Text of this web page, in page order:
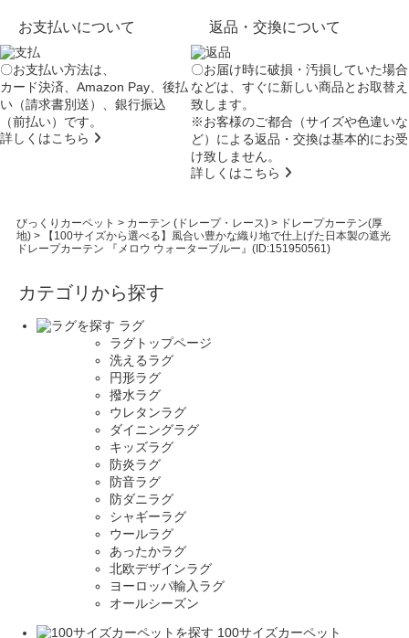
お支払いについて
〇お支払い方法は、
カード決済、Amazon Pay、後払
い（請求書別送）、銀行振込
（前払い）です。
詳しくはこちら
返品・交換について
〇お届け時に破損・汚損していた場合
などは、すぐに新しい商品とお取替え
致します。
※お客様のご都合（サイズや色違いな
ど）による返品・交換は基本的にお受
け致しません。
詳しくはこちら
びっくりカーペット > カーテン (ドレープ・レース)> ドレープカーテン(厚
地)>
【100サイズから選べる】風合い豊かな織り地で仕上げた日本製の遮光
ドレープカーテン 『メロウ ウォーターブルー』(ID:151950561)
カテゴリから探す
ラグ
ラグトップページ
洗えるラグ
円形ラグ
撥水ラグ
ウレタンラグ
ダイニングラグ
キッズラグ
防炎ラグ
防音ラグ
防ダニラグ
シャギーラグ
ウールラグ
あったかラグ
北欧デザインラグ
ヨーロッパ輸入ラグ
オールシーズン
100サイズカーペット